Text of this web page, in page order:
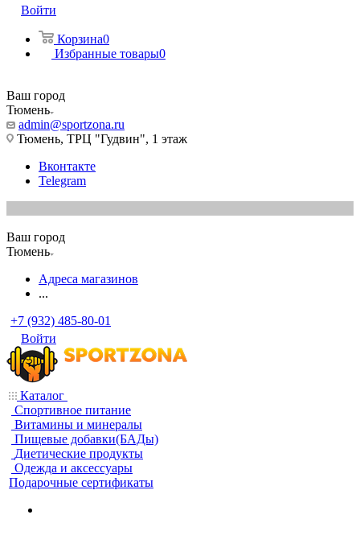
Войти
Корзина0
Избранные товары0
Ваш город
Тюмень
admin@sportzona.ru
Тюмень, ТРЦ "Гудвин", 1 этаж
Вконтакте
Telegram
Ваш город
Тюмень
Адреса магазинов
...
+7 (932) 485-80-01
Войти
Каталог
Спортивное питание
Витамины и минералы
Пищевые добавки(БАДы)
Диетические продукты
Одежда и аксессуары
Подарочные сертификаты